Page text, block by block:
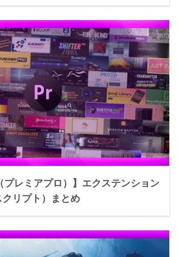
プレミアプロ）】エクステンション
クリプト）まとめ